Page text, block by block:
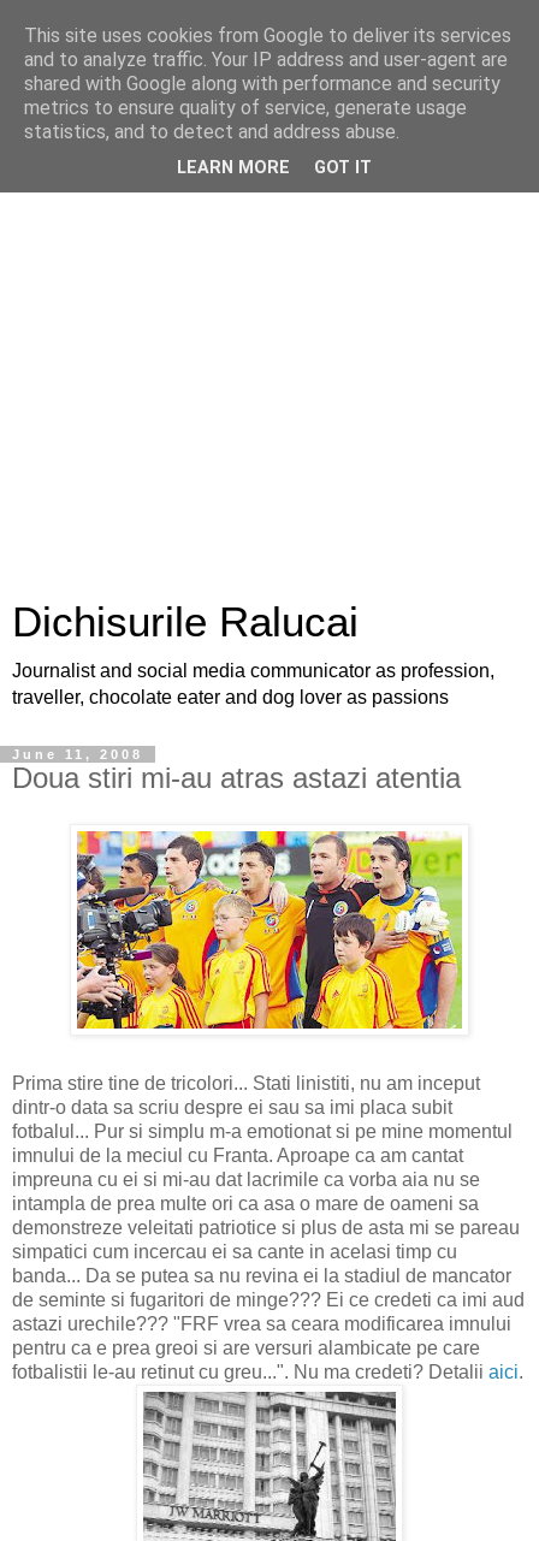
Dichisurile Ralucai
Journalist and social media communicator as profession,
traveller, chocolate eater and dog lover as passions
June 11, 2008
Doua stiri mi-au atras astazi atentia
Prima stire tine de tricolori... Stati linistiti, nu am inceput
dintr-o data sa scriu despre ei sau sa imi placa subit
fotbalul... Pur si simplu m-a emotionat si pe mine momentul
imnului de la meciul cu Franta. Aproape ca am cantat
impreuna cu ei si mi-au dat lacrimile ca vorba aia nu se
intampla de prea multe ori ca asa o mare de oameni sa
demonstreze veleitati patriotice si plus de asta mi se pareau
simpatici cum incercau ei sa cante in acelasi timp cu
banda... Da se putea sa nu revina ei la stadiul de mancator
de seminte si fugaritori de minge??? Ei ce credeti ca imi aud
astazi urechile??? "FRF vrea sa ceara modificarea imnului
pentru ca e prea greoi si are versuri alambicate pe care
fotbalistii le-au retinut cu greu...". Nu ma credeti? Detalii aici.
This site uses cookies from Google to deliver its services
and to analyze traffic. Your IP address and user-agent are
shared with Google along with performance and security
metrics to ensure quality of service, generate usage
statistics, and to detect and address abuse.
LEARN MORE GOT IT